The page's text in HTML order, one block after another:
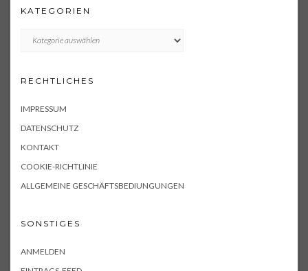
KATEGORIEN
RECHTLICHES
IMPRESSUM
DATENSCHUTZ
KONTAKT
COOKIE-RICHTLINIE
ALLGEMEINE GESCHÄFTSBEDIUNGUNGEN
SONSTIGES
ANMELDEN